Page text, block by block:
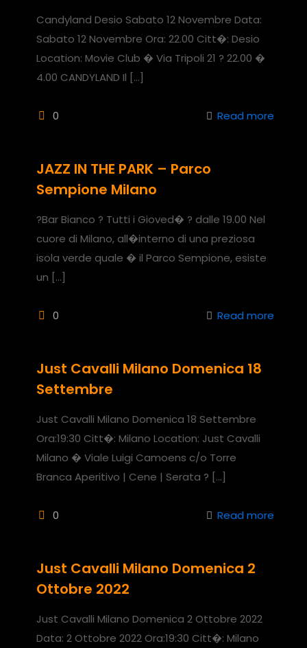
Candyland Desio Sabato 12 Novembre Data:
Sabato 12 Novembre Ora: 22.00 Citt�: Desio
Location: Movie Club � Via Tripoli 21 ? 22.00 �
4.00 CANDYLAND Il […]
0 Read more
JAZZ IN THE PARK – Parco
Sempione Milano
?Bar Bianco ? Tutti i Gioved� ? dalle 19.00 Nel
cuore di Milano, all�interno di una preziosa
isola verde quale � il Parco Sempione, esiste
un […]
0 Read more
Just Cavalli Milano Domenica 18
Settembre
Just Cavalli Milano Domenica 18 Settembre
Ora:19:30 Citt�: Milano Location: Just Cavalli
Milano � Viale Luigi Camoens c/o Torre
Branca Aperitivo | Cene | Serata ? […]
0 Read more
Just Cavalli Milano Domenica 2
Ottobre 2022
Just Cavalli Milano Domenica 2 Ottobre 2022
Data: 2 Ottobre 2022 Ora:19:30 Citt�: Milano